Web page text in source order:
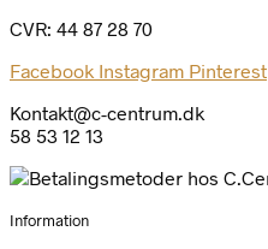
CVR: 44 87 28 70
Facebook Instagram Pinterest
Kontakt@c-centrum.dk
58 53 12 13
Information